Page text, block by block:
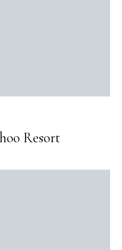
Resort